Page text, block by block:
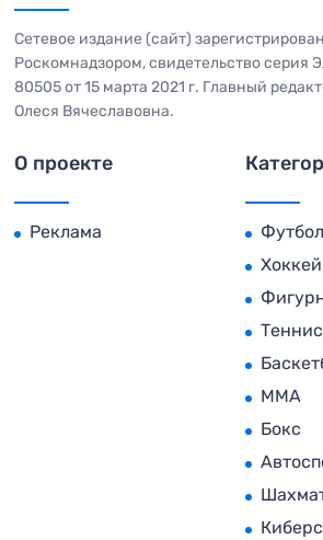
Сетевое издание (сайт)
Роскомнадзором, свидетельство серия
80505 от 15 марта 2021 г. Главный
Олеся Вячеславовна.
О проекте
Реклама
Футбол
Хоккей
Теннис
MMA
Бокс